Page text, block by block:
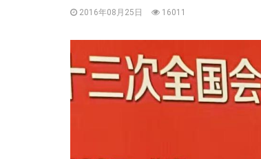
2016年08月25日 16011